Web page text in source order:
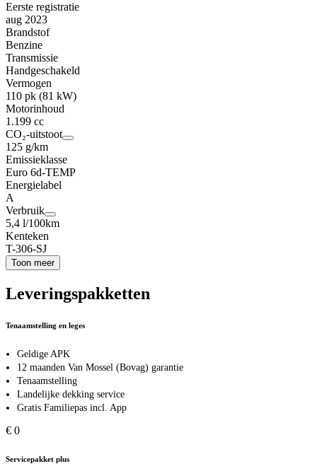
Eerste registratie
aug 2023
Brandstof
Benzine
Transmissie
Handgeschakeld
Vermogen
110 pk (81 kW)
Motorinhoud
1.199 cc
CO₂-uitstoot
125 g/km
Emissieklasse
Euro 6d-TEMP
Energielabel
A
Verbruik
5,4 l/100km
Kenteken
T-306-SJ
Toon meer
Leveringspakketten
Tenaamstelling en leges
Geldige APK
12 maanden Van Mossel (Bovag) garantie
Tenaamstelling
Landelijke dekking service
Gratis Familiepas incl. App
€ 0
Servicepakket plus